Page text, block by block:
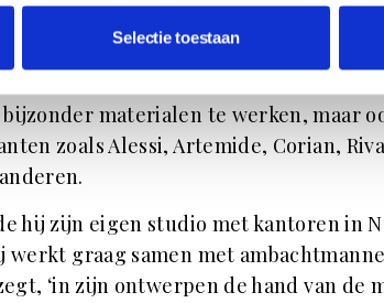
Selectie toestaan
2005 verhuisde hij naar New York
materialen te werken, maar
zoals Alessi, Artemide, Corian, Riva
hij zijn eigen studio met kantoren in
werkt graag samen met
‘in zijn ontwerpen de hand van de